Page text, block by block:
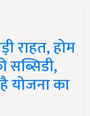
राहत, होम
सब्सिडी,
योजना का